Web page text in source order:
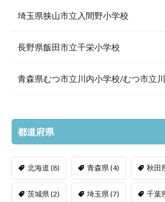
埼玉県狭山市立入間野小学校
長野県飯田市立千栄小学校
青森県むつ市立川内小学校/むつ市立
都道府県
北海道 (8) 青森県(4) 秋田
茨城県(2) 埼玉県(7) 千葉